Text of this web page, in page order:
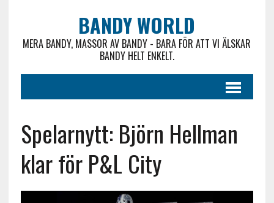
BANDY WORLD
MERA BANDY, MASSOR AV BANDY - BARA FÖR ATT VI ÄLSKAR
BANDY HELT ENKELT.
Spelarnytt: Björn Hellman
klar för P&L City